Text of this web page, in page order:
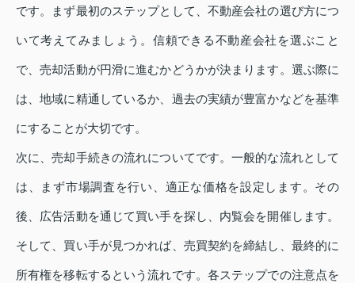
です。まず最初のステップとして、不動産会社の選び方につ
いて考えてみましょう。信頼できる不動産会社を選ぶこと
で、売却活動が円滑に進むかどうかが決まります。選ぶ際に
は、地域に精通しているか、過去の実績が豊富かなどを基準
にすることが大切です。
次に、売却手続きの流れについてです。一般的な流れとして
は、まず市場調査を行い、適正な価格を設定します。その
後、広告活動を通じて買い手を探し、内覧会を開催します。
そして、買い手が見つかれば、売買契約を締結し、最終的に
所有権を移転するという流れです。各ステップでの注意点を